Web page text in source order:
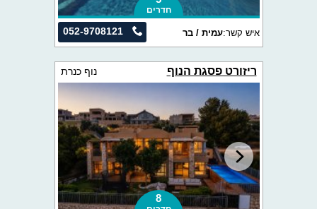
חדרים
052-9708121 איש קשר:עמית / בר
ריזורט פסגת הנוף נוף כנרת
8